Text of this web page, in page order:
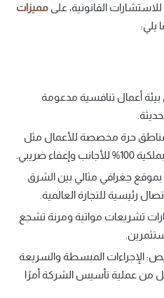
مميزات
يلي:
بيئة أعمال تنافسية مدعومة
حرة مخصصة للأعمال مثل
ضريبي.
جغرافي مثالي بين الشرق
رئيسية للتجارة العالمية.
تشريعات مواتية ومرنة تشجع
الإجراءات المبسطة والسريعة
من عملية تأسيس الشركة أمرًا